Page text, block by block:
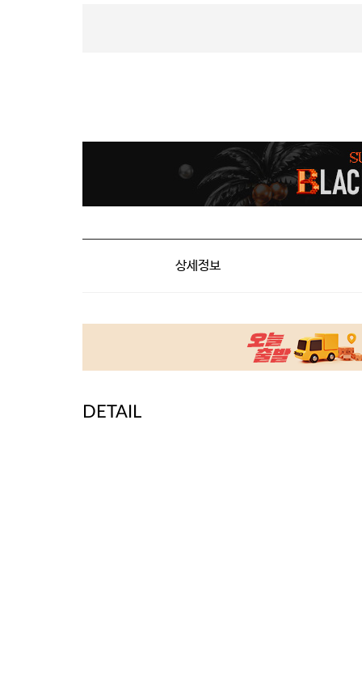
상세정보
DETAIL